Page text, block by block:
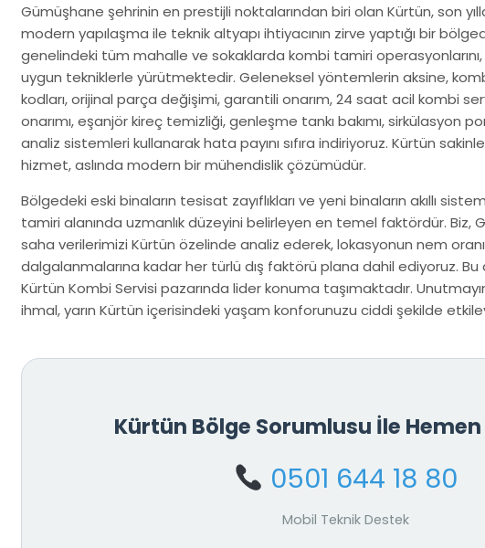
Gümüşhane şehrinin en prestijli noktalarından biri olan Kürtün, son
modern yapılaşma ile teknik altyapı ihtiyacının zirve yaptığı bir
genelindeki tüm mahalle ve sokaklarda kombi tamiri operasyonlarını,
uygun tekniklerle yürütmektedir. Geleneksel yöntemlerin aksine,
kodları, orijinal parça değişimi, garantili onarım, 24 saat acil kombi
onarımı, eşanjör kireç temizliği, genleşme tankı bakımı, sirkülasyon
analiz sistemleri kullanarak hata payını sıfıra indiriyoruz. Kürtün
hizmet, aslında modern bir mühendislik çözümüdür.
Bölgedeki eski binaların tesisat zayıflıkları ve yeni binaların akıllı
tamiri alanında uzmanlık düzeyini belirleyen en temel faktördür. Biz,
saha verilerimizi Kürtün özelinde analiz ederek, lokasyonun nem
dalgalanmalarına kadar her türlü dış faktörü plana dahil ediyoruz. Bu
Kürtün Kombi Servisi pazarında lider konuma taşımaktadır.
ihmal, yarın Kürtün içerisindeki yaşam konforunuzu ciddi şekilde
Kürtün Bölge Sorumlusu İle
0501 644 18 80
Mobil Teknik Destek